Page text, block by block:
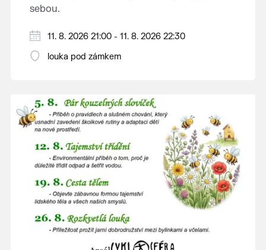
sebou.
V případě nepřízně počasí se promítání ruší.
Kino otevřeno hodinu před promítáním,
11. 8. 2026 21:00 - 11. 8. 2026 22:30
louka pod zámkem